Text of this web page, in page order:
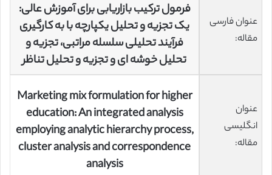
عنوان فارسی
مقاله:
فرمول ترکیب بازاریابی برای آموزش عالی:
یک تجزیه و تحلیل یکپارچه با به کارگیری
فرآیند تحلیلی سلسله مراتبی، تجزیه و
تحلیل خوشه ای و تجزیه و تحلیل تناظر
عنوان
انگلیسی
مقاله:
Marketing mix formulation for higher
education: An integrated analysis
employing analytic hierarchy process,
cluster analysis and correspondence
analysis